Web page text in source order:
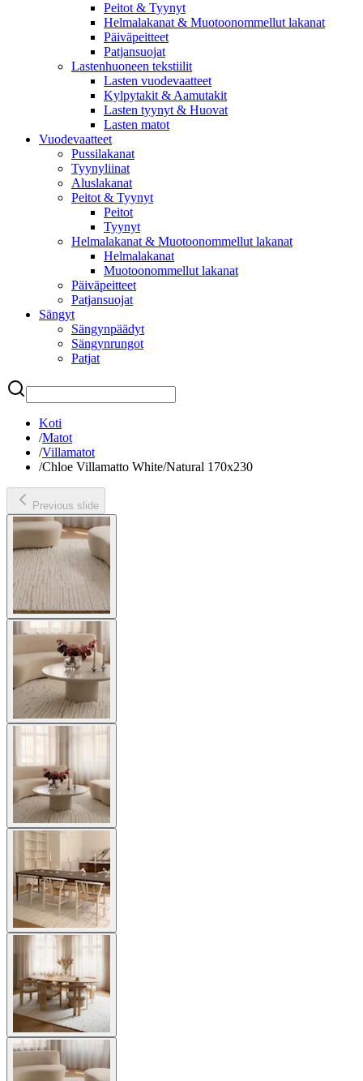
Peitot & Tyynyt
Helmalakanat & Muotoonommellut lakanat
Päiväpeitteet
Patjansuojat
Lastenhuoneen tekstiilit
Lasten vuodevaatteet
Kylpytakit & Aamutakit
Lasten tyynyt & Huovat
Lasten matot
Vuodevaatteet
Pussilakanat
Tyynyliinat
Aluslakanat
Peitot & Tyynyt
Peitot
Tyynyt
Helmalakanat & Muotoonommellut lakanat
Helmalakanat
Muotoonommellut lakanat
Päiväpeitteet
Patjansuojat
Sängyt
Sängynpäädyt
Sängynrungot
Patjat
Etsi
Koti
/Matot
/Villamatot
/Chloe Villamatto White/Natural 170x230
Previous slide